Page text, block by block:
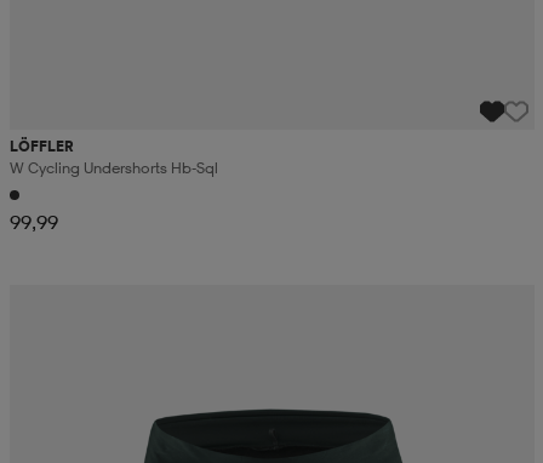
LÖFFLER
W Cycling Undershorts Hb-Sql
99,99